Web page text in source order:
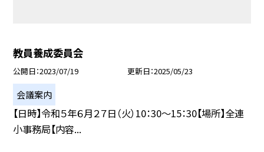
教員養成委員会
公開日 2023/07/19 更新日 2025/05/23
会議案内
【日時】令和５年６月２７日（火）10：30〜15：30【場所】全連
小事務局【内容...